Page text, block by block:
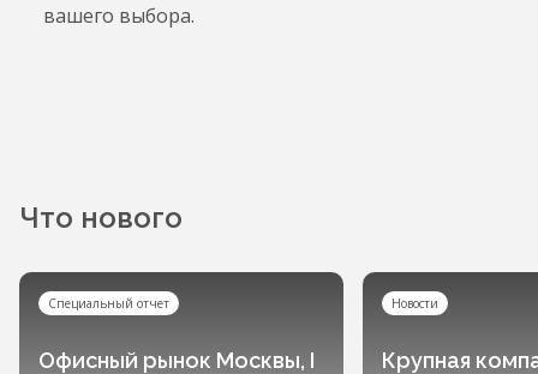
Что нового
Специальный отчет
Офисный рынок Москвы, I
Новости
Крупная